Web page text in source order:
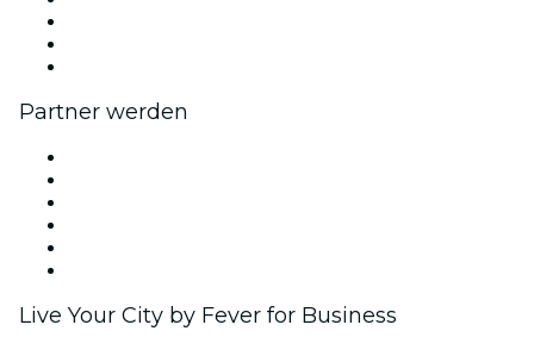
Partner werden
Live Your City by Fever for Business